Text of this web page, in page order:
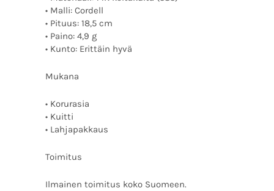
• Malli: Cordell
• Pituus: 18,5 cm
• Paino: 4,9 g
• Kunto: Erittäin hyvä
Mukana
• Korurasia
• Kuitti
• Lahjapakkaus
Toimitus
Ilmainen toimitus koko Suomeen.